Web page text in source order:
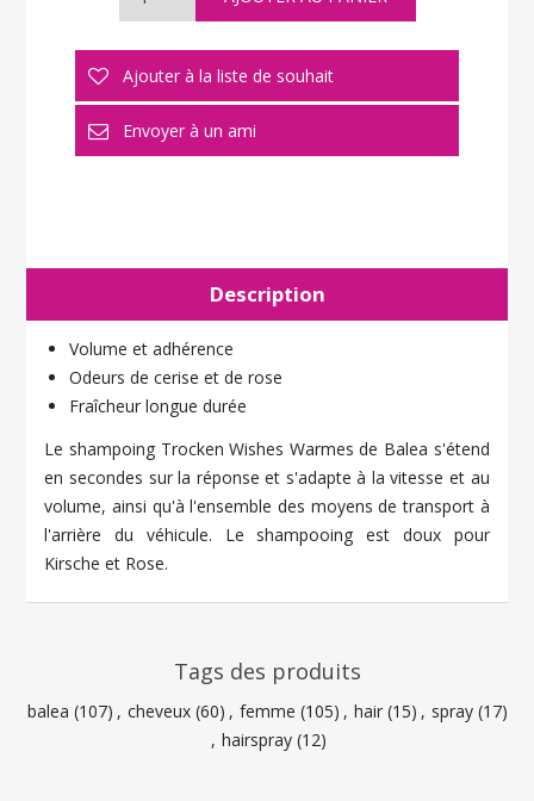
Description
Volume et adhérence
Odeurs de cerise et de rose
Fraîcheur longue durée
Le shampoing Trocken Wishes Warmes de Balea s'étend
en secondes sur la réponse et s'adapte à la vitesse et au
volume, ainsi qu'à l'ensemble des moyens de transport à
l'arrière du véhicule. Le shampooing est doux pour
Kirsche et Rose.
Tags des produits
balea (107) , cheveux (60) , femme (105) , hair (15) , spray (17)
, hairspray (12)